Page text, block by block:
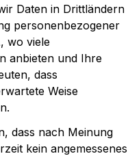
Daten in Drittländern
personenbezogener
wo viele
anbieten und Ihre
dass
Weise
dass nach Meinung
kein angemessenes